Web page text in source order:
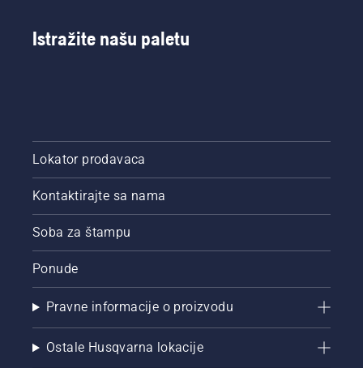
Istražite našu paletu
Lokator prodavaca
Kontaktirajte sa nama
Soba za štampu
Ponude
Pravne informacije o proizvodu
Ostale Husqvarna lokacije